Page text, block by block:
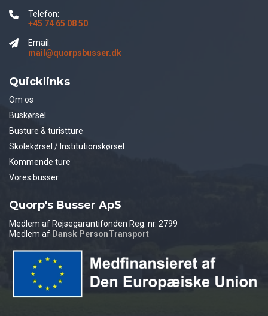
Telefon:
+45 74 65 08 50
Email:
mail@quorpsbusser.dk
Quicklinks
Om os
Buskørsel
Busture & turistture
Skolekørsel / Institutionskørsel
Kommende ture
Vores busser
Quorp's Busser ApS
Medlem af Rejsegarantifonden Reg. nr. 2799
Medlem af Dansk PersonTransport